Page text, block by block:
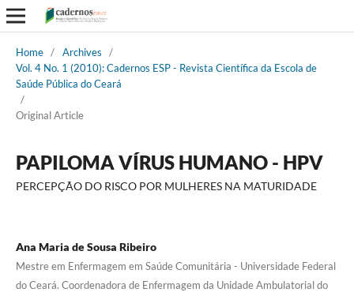
Home / Archives
/
Vol. 4 No. 1 (2010): Cadernos ESP - Revista Cientí­fica da Escola de
Saúde Pública do Ceará
/
Original Article
PAPILOMA VÍRUS HUMANO - HPV
PERCEPÇÃO DO RISCO POR MULHERES NA MATURIDADE
Ana Maria de Sousa Ribeiro
Mestre em Enfermagem em Saúde Comunitária - Universidade Federal
do Ceará. Coordenadora de Enfermagem da Unidade Ambulatorial do